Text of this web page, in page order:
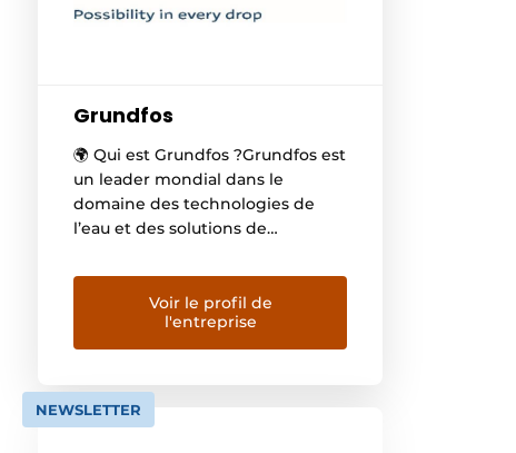
Grundfos
🌍 Qui est Grundfos ?Grundfos est
un leader mondial dans le
domaine des technologies de
l’eau et des solutions de
l’entreprise est aujourd’hui active
dans plus de 60 pays et emploie
environ 20 000 personnes à
travers le monde. Sa mission est
solutions aux défis mondiaux […]
Voir le profil de
l'entreprise
NEWSLETTER